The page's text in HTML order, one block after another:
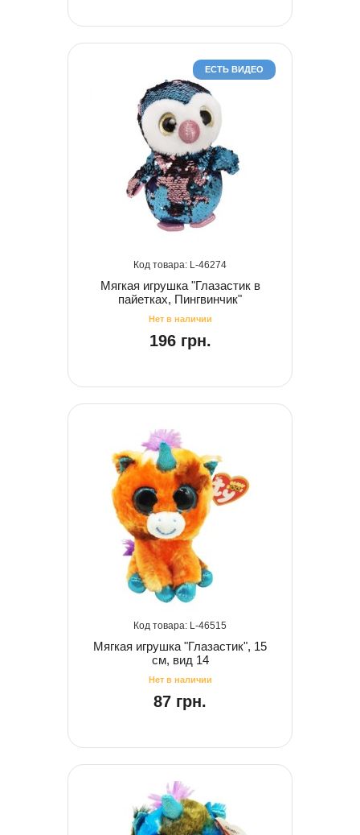
ЕСТЬ ВИДЕО
46274
Мягкая игрушка "Глазастик в
пайетках, Пингвинчик"
196 грн.
46515
Мягкая игрушка "Глазастик", 15
см, вид 14
87 грн.